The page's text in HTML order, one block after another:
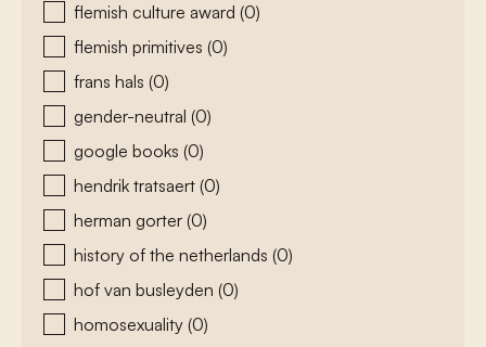
flemish culture award (0)
flemish primitives (0)
frans hals (0)
gender-neutral (0)
google books (0)
hendrik tratsaert (0)
herman gorter (0)
history of the netherlands (0)
hof van busleyden (0)
homosexuality (0)